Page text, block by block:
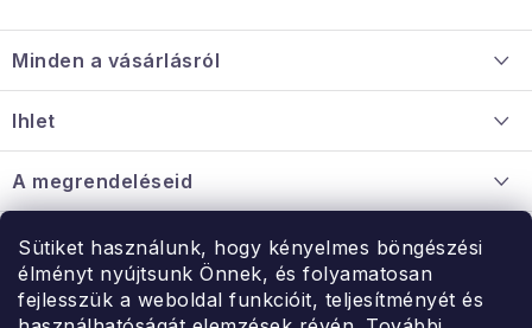
Sütiket használunk, hogy kényelmes böngészési
élményt nyújtsunk Önnek, és folyamatosan
fejlesszük a weboldal funkcióit, teljesítményét és
Sziasztok, hív a nyár.
Pohodából importálva - rendezés
Szezonális kategóriák
Fekete Péntek
Karácsonyi esemény
á
b
é
c
Minden a vásárlásról
Információ a mellékletről
Nagykereskedelmi együttműködés
Ihlet
A megrendeléseid
Érintkezés
Rendelésem
Érintkezés
Hé-Pé: 9:00-15:00